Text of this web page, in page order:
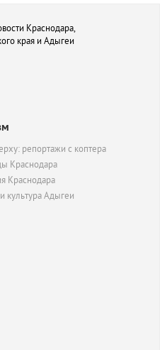
Краснодара,
края и Адыгеи
репортажи с коптера
Краснодара
Краснодара
культура Адыгеи